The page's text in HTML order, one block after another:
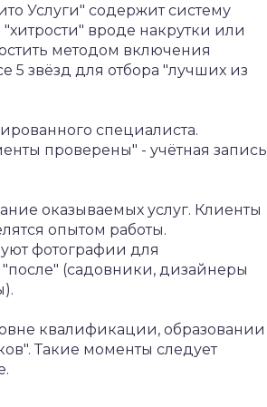
Услуги" содержит систему
вроде накрутки или
методом включения
5 звёзд для отбора "лучших из
специалиста.
проверены" - учётная запись
оказываемых услуг. Клиенты
опытом работы.
фотографии для
(садовники, дизайнеры
квалификации, образовании
Такие моменты следует